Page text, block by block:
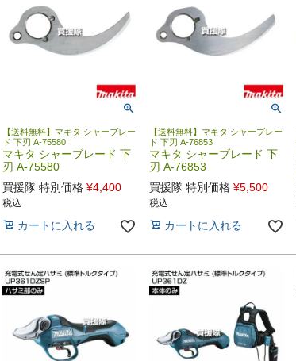
【送料無料】マキタ シャーブレー
ド 下刃 A-75580
マキタ シャーブレード 下
刃 A-75580
買援隊 特別価格 ¥4,400
税込
カートに入れる
【送料無料】マキタ シャーブレー
ド 下刃 A-76853
マキタ シャーブレード 下
刃 A-76853
買援隊 特別価格 ¥5,500
税込
カートに入れる